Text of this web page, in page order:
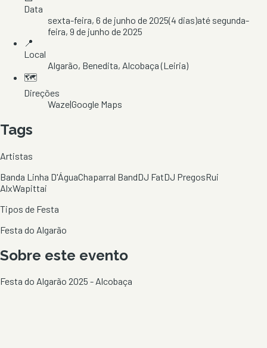
Data
sexta-feira, 6 de junho de 2025(4 dias)até segunda-
feira, 9 de junho de 2025
📍
Local
Algarão, Benedita, Alcobaça(Leiria)
🗺️
Direções
Waze|Google Maps
Tags
Artistas
Banda Linha D'ÁguaChaparral BandDJ FatDJ PregosRui
AlxWapittai
Tipos de Festa
Festa do Algarão
Sobre este evento
Festa do Algarão 2025 - Alcobaça